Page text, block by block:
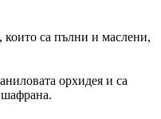
са пълни и маслени,
орхидея и са
шафрана.